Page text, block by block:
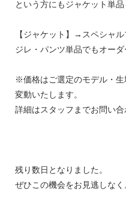
という方にもジャケット単品
【ジャケット】→スペシャ
ジレ・パンツ単品でもオーダ
※価格はご選定のモデル・生
変動いたします。
詳細はスタッフまでお問い合
残り数日となりました。
ぜひこの機会をお見逃しなく